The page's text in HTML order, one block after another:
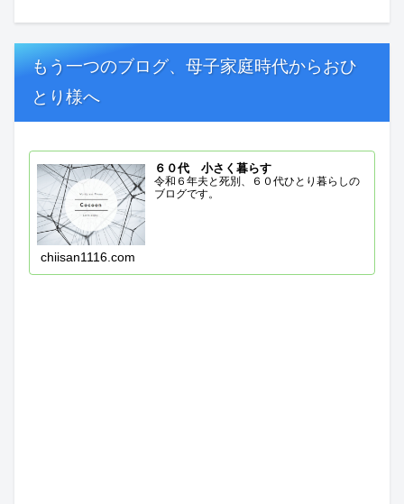
もう一つのブログ、母子家庭時代からおひ
とり様へ
６０代 小さく暮らす
令和６年夫と死別、６０代ひとり暮らしの
ブログです。
chiisan1116.com